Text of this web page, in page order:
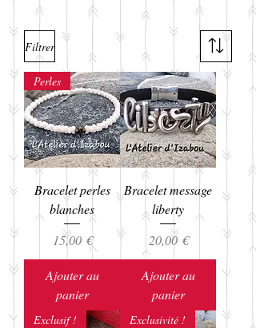
Filtrer
Perles
Bracelet perles
blanches
Prix
15,00 €
Ajouter au
panier
Bracelet message
liberty
Prix
20,00 €
Ajouter au
panier
Exclusif ! Exclusivité !